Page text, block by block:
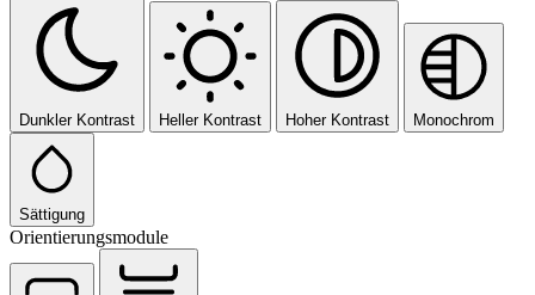
Dunkler Kontrast Heller Kontrast Hoher Kontrast Monochrom
Sättigung
Orientierungsmodule